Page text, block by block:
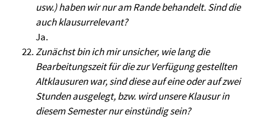
usw.) haben wir nur am Rande behandelt. Sind die
auch klausurrelevant?
Ja.
Zunächst bin ich mir unsicher, wie lang die
Bearbeitungszeit für die zur Verfügung gestellten
Altklausuren war, sind diese auf eine oder auf zwei
Stunden ausgelegt, bzw. wird unsere Klausur in
diesem Semester nur einstündig sein?